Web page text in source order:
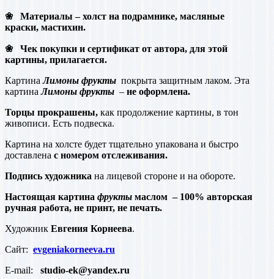
❀ Материалы – холст на подрамнике, масляные
краски, мастихин.
❀ Чек покупки и сертификат от автора, для этой
картины, прилагается.
КартинаЛимоны фрукты покрыта защитным лаком. Эта
картинаЛимоны фрукты – не оформлена.
Торцы прокрашены, как продолжение картины, в тон
живописи. Есть подвеска.
Картина на холсте будет тщательно упакована и быстро
доставлена с номером отслеживания.
Подпись художника на лицевой стороне и на обороте.
Настоящая картина фрукты маслом – 100% авторская
ручная работа, не принт, не печать.
Художник Евгения Корнеева.
Сайт: evgeniakorneeva.ru
E-mail: studio-ek@yandex.ru